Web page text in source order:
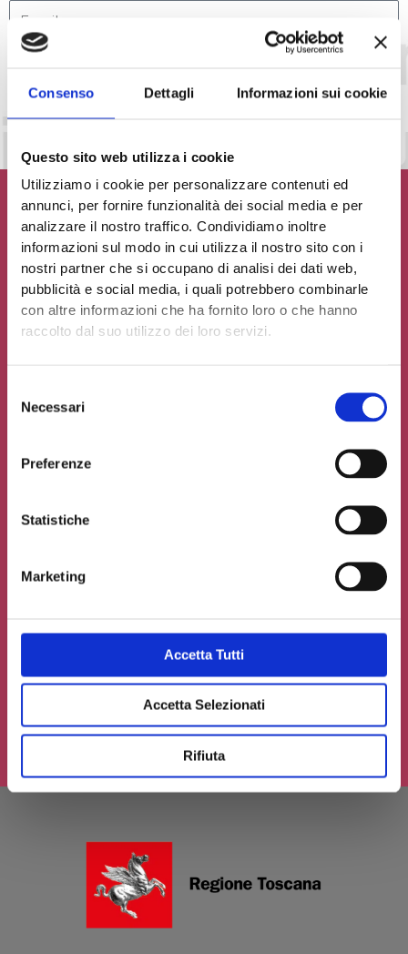
Consenso Dettagli Informazioni sui cookie
Questo sito web utilizza i cookie
Utilizziamo i cookie per personalizzare contenuti ed
annunci, per fornire funzionalità dei social media e per
analizzare il nostro traffico. Condividiamo inoltre
informazioni sul modo in cui utilizza il nostro sito con i
nostri partner che si occupano di analisi dei dati web,
pubblicità e social media, i quali potrebbero combinarle
con altre informazioni che ha fornito loro o che hanno
raccolto dal suo utilizzo dei loro servizi.
delNecessari
Preferenze
Statistiche
Marketing
Accetta Tutti
Accetta Selezionati
Rifiuta
INVIA MESSAGGIO
Contribuisci al glossario
Seleziona un'opzione
Carica un file se necessario
INVIA IL TUO CONTRIBUTO